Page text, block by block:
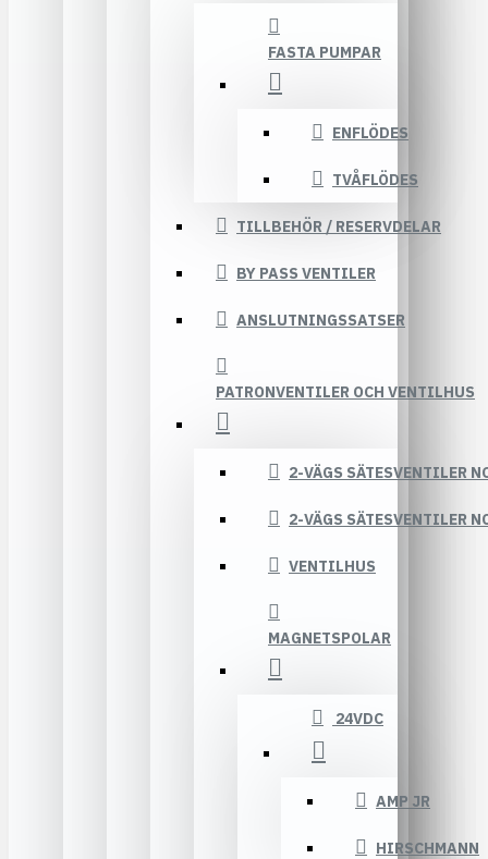
FASTA PUMPAR
ENFLÖDES
TVÅFLÖDES
TILLBEHÖR / RESERVDELAR
BY PASS VENTILER
ANSLUTNINGSSATSER
PATRONVENTILER OCH VENTILHUS
2-VÄGS SÄTESVENTILER
2-VÄGS SÄTESVENTILER
VENTILHUS
MAGNETSPOLAR
24VDC
AMP JR
HIRSCHMANN